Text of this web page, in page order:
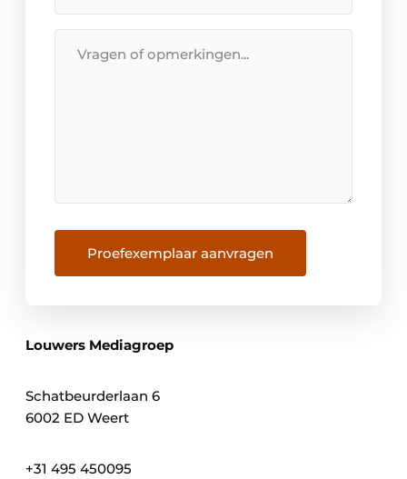
Proefexemplaar aanvragen
Louwers Mediagroep
Schatbeurderlaan 6
6002 ED Weert
+31 495 450095